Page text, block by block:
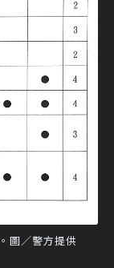
圖／警方提供